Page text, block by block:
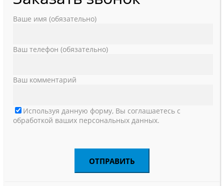
Ваше имя (обязательно)
Ваш телефон (обязательно)
Ваш комментарий
Используя данную форму, Вы соглашаетесь с
обработкой ваших персональных данных.